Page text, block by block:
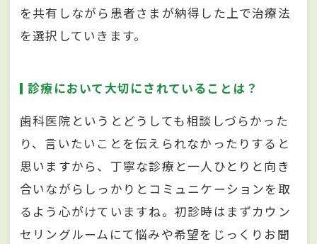
を共有しながら患者さまが納得した上で治療法
を選択していきます。
診療において大切にされていることは？
歯科医院というとどうしても相談しづらかった
り、言いたいことを伝えられなかったりすると
思いますから、丁寧な診療と一人ひとりと向き
合いながらしっかりとコミュニケーションを取
るよう心がけていますね。初診時はまずカウン
セリングルームにて悩みや希望をじっくりお聞